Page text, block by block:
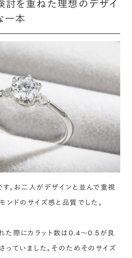
討を重ねた理想のデザイ
一本
。お二人がデザインと並んで重視
ンドのサイズ感と品質でした。
た際にカラット数は0.4〜0.5が良
っていました。そのためそのサイズ